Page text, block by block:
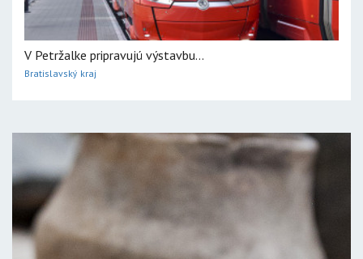
V Petržalke pripravujú výstavbu...
Bratislavský kraj